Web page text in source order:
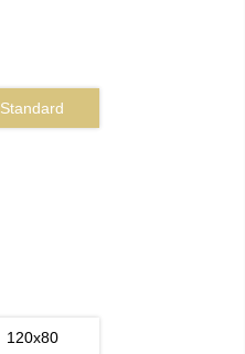
Standard
120x80